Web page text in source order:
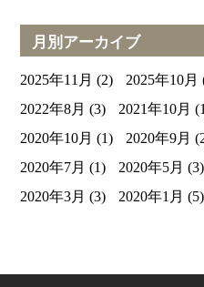
月別アーカイブ
2025年11月 (2) 2025年10月
2022年8月 (3) 2021年10月
2020年10月 (1) 2020年9月
2020年7月 (1) 2020年5月 (3)
2020年3月 (3) 2020年1月 (5)